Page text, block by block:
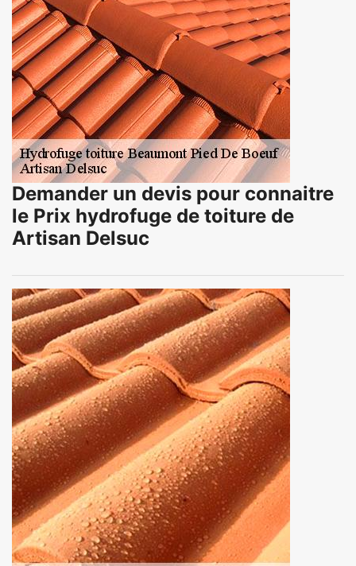
Demander un devis pour connaitre
le Prix hydrofuge de toiture de
Artisan Delsuc